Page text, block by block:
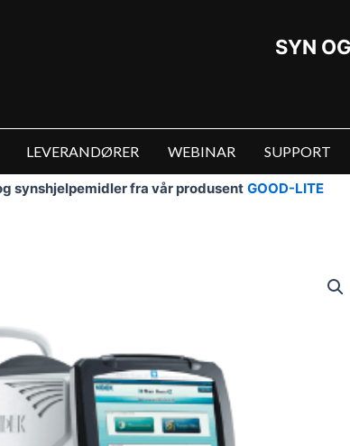
SYN
LEVERANDØRER WEBINAR SUPPORT
synshjelpemidler fra vår produsent GOOD-LITE